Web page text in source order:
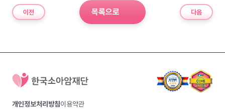
이전 목록으로 다음
개인정보처리방침이용약관